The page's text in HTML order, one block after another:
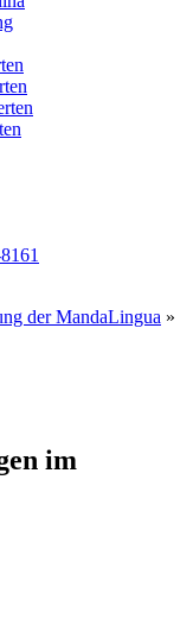
der MandaLingua »
im